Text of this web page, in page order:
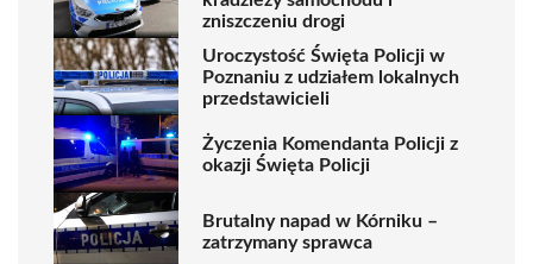
zniszczeniu drogi
Uroczystość Święta Policji w
Poznaniu z udziałem lokalnych
przedstawicieli
Życzenia Komendanta Policji z
okazji Święta Policji
Brutalny napad w Kórniku –
zatrzymany sprawca